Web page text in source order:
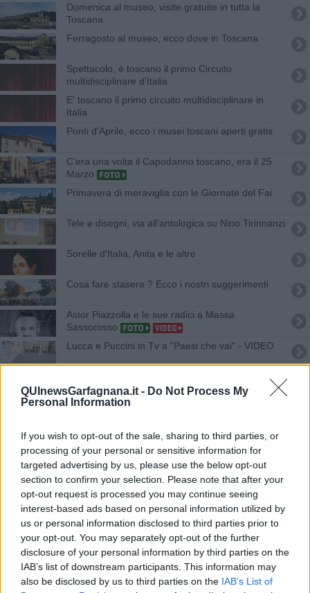
QUInewsGarfagnana.it - Do Not Process My
Personal Information
If you wish to opt-out of the sale, sharing to third parties, or
processing of your personal or sensitive information for
targeted advertising by us, please use the below opt-out
section to confirm your selection. Please note that after your
opt-out request is processed you may continue seeing
interest-based ads based on personal information utilized by
us or personal information disclosed to third parties prior to
your opt-out. You may separately opt-out of the further
disclosure of your personal information by third parties on the
IAB’s list of downstream participants. This information may
also be disclosed by us to third parties on the IAB’s List of
Domenica al museo, visite gratuite in tutta la
Toscana
Ferragosto al museo, ecco dove in Toscana
Spettacolo, è toscano il primo Circuito
multidisciplinare d'Italia
E' toscano il primo circuito multidisciplinare in
Italia
Ponti d'Aprile, ecco i musei toscani aperti gratis
C'era una volta il Capodanno toscano, era il 25
Marzo
Primavera di meraviglia con le Giornate del Fai
Tele e disegni, via all'antologica su Nino Tirinnanzi
Sorelle d'Italia, Anita e le altre
Cosa fare stasera ? Ecco i nostri suggerimenti
Astor Piazzolla e le sue radici a Massa
Sassorosso
Lucca e Puccini in Tv a "Paesi che vai" - VIDEO
Dialogo con Paolo Crepet sotto la Rocca
Infortunio a Gino Paoli, salta il concerto
Risate in vernacolo al Teatrino di Vetriano
Il coro che festeggia cinquanta anni
Diciassette serate di grande musica
Un progetto artistico unisce Pascoli e D'Annunzio
La mostra del gruppo scout